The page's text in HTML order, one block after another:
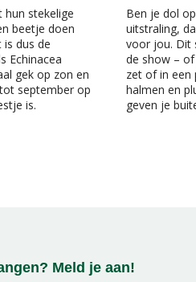
hun stekelige
beetje doen
is dus de
Echinacea
gek op zon en
september op
is.
Ben je dol
uitstraling,
voor jou. Dit
de show – of
zet of in een
halmen en
geven je
Meld je aan!